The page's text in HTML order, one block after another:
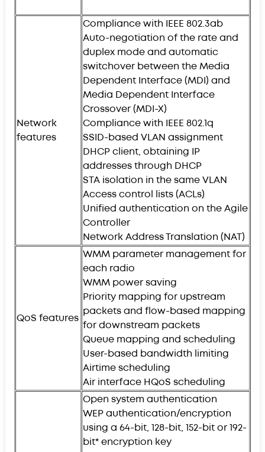
Network
features
Compliance with IEEE 802.3ab
Auto-negotiation of the rate and
duplex mode and automatic
switchover between the Media
Dependent Interface (MDI) and
Media Dependent Interface
Crossover (MDI-X)
Compliance with IEEE 802.1q
SSID-based VLAN assignment
DHCP client, obtaining IP
addresses through DHCP
STA isolation in the same VLAN
Access control lists (ACLs)
Unified authentication on the Agile
Controller
Network Address Translation (NAT)
QoS features
WMM parameter management for
each radio
WMM power saving
Priority mapping for upstream
packets and flow-based mapping
for downstream packets
Queue mapping and scheduling
User-based bandwidth limiting
Airtime scheduling
Air interface HQoS scheduling
Open system authentication
WEP authentication/encryption
using a 64-bit, 128-bit, 152-bit or 192-
bit* encryption key